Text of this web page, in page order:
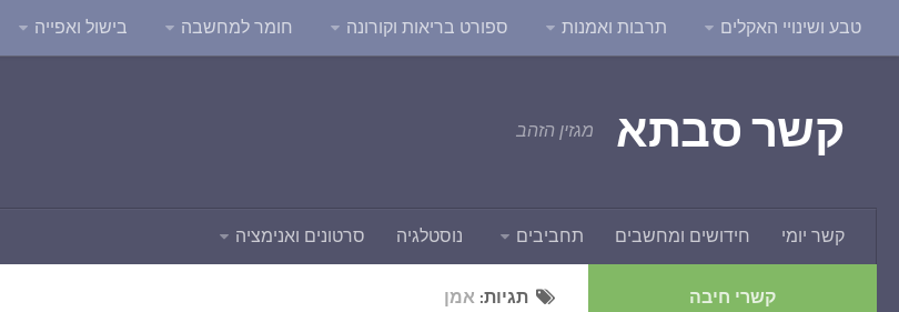
טבע ושינויי האקלים תרבות ואמנות ספורט בריאות וקורונה חומר למחשבה בישול ואפייה
קשר סבתא מגזין הזהב
קשר יומי חידושים ומחשבים תחביבים נוסטלגיה סרטונים ואנימציה
תגיות: אמן קשרי חיבה